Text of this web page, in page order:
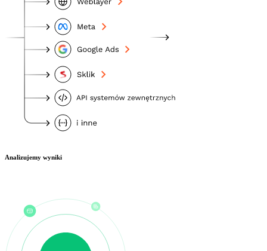
Analizujemy wyniki